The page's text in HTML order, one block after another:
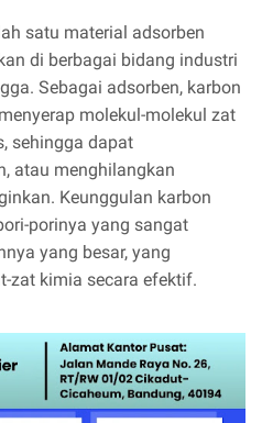
satu material adsorben
di berbagai bidang industri
Sebagai adsorben, karbon
molekul-molekul zat
sehingga dapat
atau menghilangkan
Keunggulan karbon
porinya yang sangat
yang besar, yang
zat kimia secara efektif.